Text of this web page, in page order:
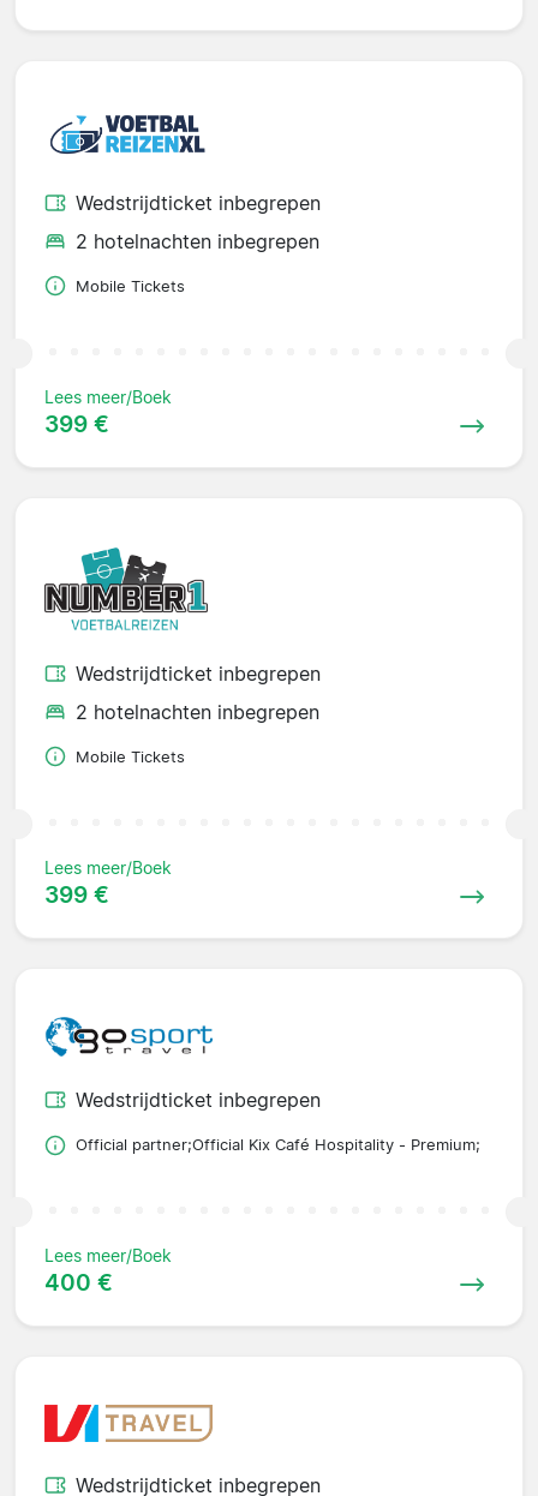
Wedstrijdticket inbegrepen
2 hotelnachten inbegrepen
Mobile Tickets
Lees meer/Boek
399 €
Wedstrijdticket inbegrepen
2 hotelnachten inbegrepen
Mobile Tickets
Lees meer/Boek
399 €
Wedstrijdticket inbegrepen
Official partner;Official Kix Café Hospitality - Premium;
Lees meer/Boek
400 €
Wedstrijdticket inbegrepen